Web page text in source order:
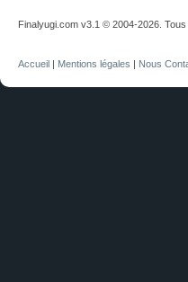
Finalyugi.com v3.1 © 2004-2026.
Accueil | Mentions légales | Nous